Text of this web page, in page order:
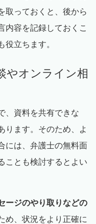
取っておくと、後から
内容を記録しておくこ
役立ちます。
やオンライン相
、資料を共有できな
ります。そのため、よ
には、弁護士の無料面
ことも検討するとよい
ージのやり取りなどの
め、状況をより正確に